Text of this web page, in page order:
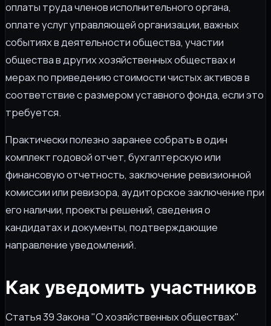
оплаты труда членов исполнительного органа,
оплате услуг управляющей организации, важных
событиях в деятельности общества, участии
общества в других хозяйственных обществах и
мерах по приведению стоимости чистых активов в
соответствие с размером уставного фонда, если это
требуется.
Практически полезно заранее собрать в один
комплект годовой отчет, бухгалтерскую или
финансовую отчетность, заключение ревизионной
комиссии или ревизора, аудиторское заключение при
его наличии, проекты решений, сведения о
кандидатах и документы, подтверждающие
направление уведомлений.
Как уведомить участников
Статья 39 Закона "О хозяйственных обществах"